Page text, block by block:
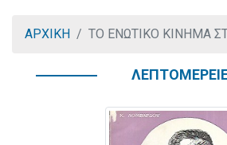
ΑΡΧΙΚΗ ΤΟ ΕΝΩΤΙΚΟ ΚΙΝΗΜΑ